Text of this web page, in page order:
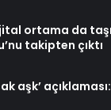
ortama da
takipten çıktı
aşk’